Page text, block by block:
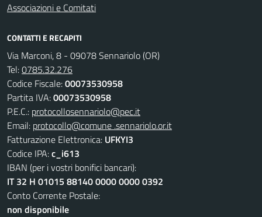
Associazioni e Comitati
CONTATTI E RECAPITI
Via Marconi, 8 - 09078 Sennariolo (OR)
Tel:0785.32.276
Codice Fiscale:00073530958
Partita IVA:00073530958
P.E.C.: protocollosennariolo@pec.it
Email: protocollo@comune .sennariolo.or.it
Fatturazione Elettronica: UFKYI3
Codice IPA:c_i613
IBAN (per i vostri bonifici bancari):
IT 32 H 01015 88140 0000 0000 0392
Conto Corrente Postale:
non disponibile